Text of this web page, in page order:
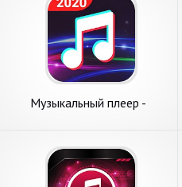
Музыкальный плеер -